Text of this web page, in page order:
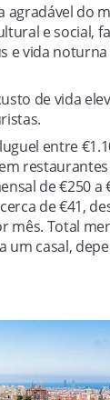
agradável do
e social,
e vida
de vida
entre
de €250 a
de €41,
mês. Total
um casal,